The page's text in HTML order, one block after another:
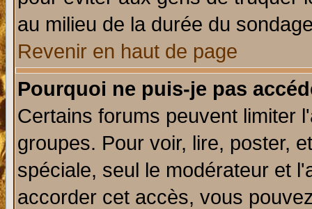
au milieu de la durée du
Revenir en haut de page
Pourquoi ne puis-je pas
Certains forums peuvent limiter
groupes. Pour voir, lire, poster,
spéciale, seul le modérateur et
accorder cet accès, vous